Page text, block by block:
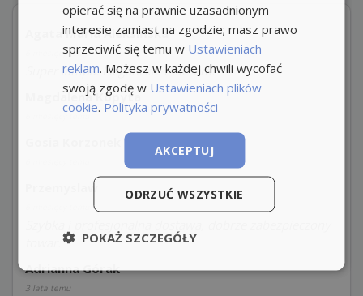
Agata Maria Aleksińska
6 miesięcy temu
Super lampa. Elegancka. Polecam.
Magdalena Kopyta
6 miesięcy temu
Przemyslaw
Adrianna Górak
3 lata temu
opierać się na prawnie uzasadnionym
interesie zamiast na zgodzie; masz prawo
sprzeciwić się temu w Ustawieniach
reklam. Możesz w każdej chwili wycofać
swoją zgodę w Ustawieniach plików
cookie. Polityka prywatności
AKCEPTUJ
ODRZUĆ WSZYSTKIE
POKAŻ SZCZEGÓŁY